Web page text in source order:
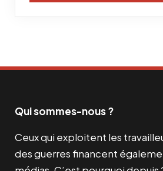
Qui sommes-nous ?
Ceux qui exploitent les
des guerres financent